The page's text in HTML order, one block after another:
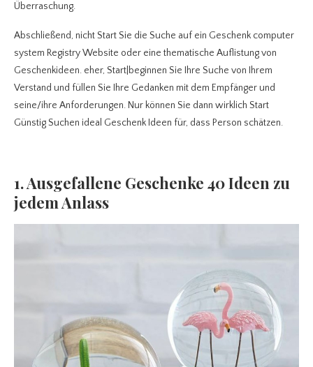
Überraschung.
Abschließend, nicht Start Sie die Suche auf ein Geschenk computer
system Registry Website oder eine thematische Auflistung von
Geschenkideen. eher, Start|beginnen Sie Ihre Suche von Ihrem
Verstand und füllen Sie Ihre Gedanken mit dem Empfänger und
seine/ihre Anforderungen. Nur können Sie dann wirklich Start
Günstig Suchen ideal Geschenk Ideen für, dass Person schätzen.
1. Ausgefallene Geschenke 40 Ideen zu
jedem Anlass